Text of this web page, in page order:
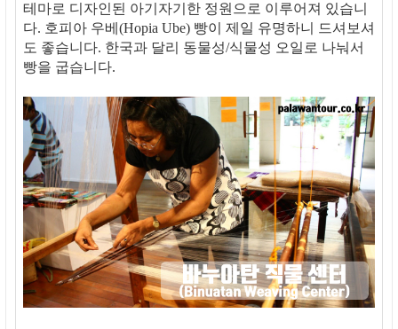
테마로 디자인된 아기자기한 정원으로 이루어져 있습니
다. 호피아 우베(Hopia Ube) 빵이 제일 유명하니 드셔보셔
도 좋습니다. 한국과 달리 동물성/식물성 오일로 나눠서
빵을 굽습니다.